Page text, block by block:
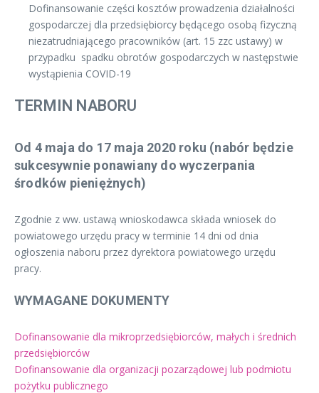
Dofinansowanie części kosztów prowadzenia działalności
gospodarczej dla przedsiębiorcy będącego osobą fizyczną
niezatrudniającego pracowników (art. 15 zzc ustawy) w
przypadku spadku obrotów gospodarczych w następstwie
wystąpienia COVID-19
TERMIN NABORU
Od 4 maja do 17 maja 2020 roku (nabór będzie
sukcesywnie ponawiany do wyczerpania
środków pieniężnych)
Zgodnie z ww. ustawą wnioskodawca składa wniosek do
powiatowego urzędu pracy w terminie 14 dni od dnia
ogłoszenia naboru przez dyrektora powiatowego urzędu
pracy.
WYMAGANE DOKUMENTY
Dofinansowanie dla mikroprzedsiębiorców, małych i średnich
przedsiębiorców
Dofinansowanie dla organizacji pozarządowej lub podmiotu
pożytku publicznego